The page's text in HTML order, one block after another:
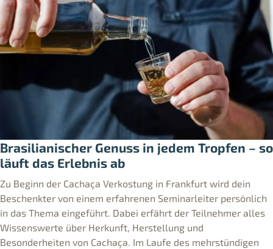
Brasilianischer Genuss in jedem Tropfen – so
läuft das Erlebnis ab
Zu Beginn der Cachaça Verkostung in Frankfurt wird dein
Beschenkter von einem erfahrenen Seminarleiter persönlich
in das Thema eingeführt. Dabei erfährt der Teilnehmer alles
Wissenswerte über Herkunft, Herstellung und
Besonderheiten von Cachaça. Im Laufe des mehrstündigen